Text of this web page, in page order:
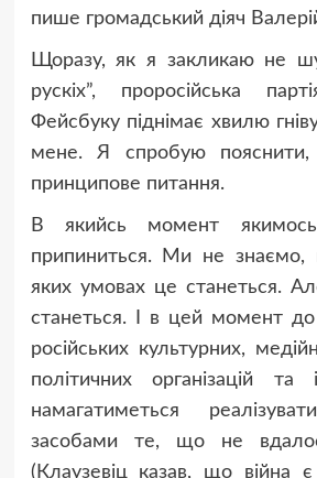
пише громадський діяч
Щоразу, як я закликаю не
рускіх”, проросійська
Фейсбуку піднімає хвилю
мене. Я спробую
принципове питання.
В якийсь момент
припиниться. Ми не знаємо,
яких умовах це станеться.
станеться. І в цей момент
російських культурних,
політичних організацій та
намагатиметься
засобами те, що не
(Клаузевіц казав, що війна